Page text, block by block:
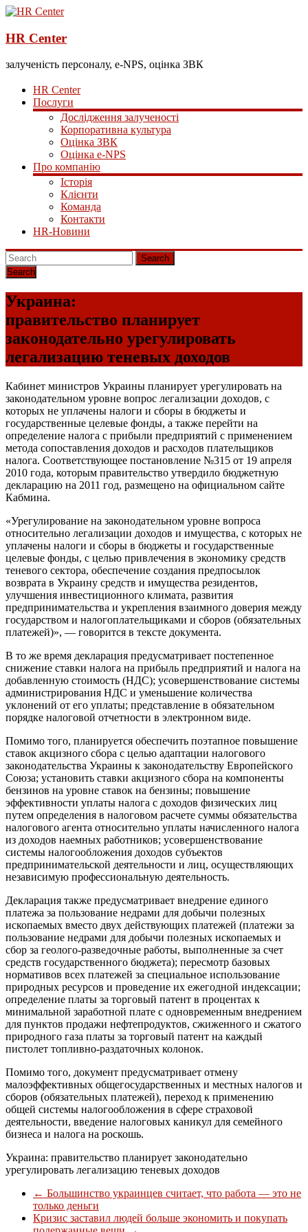
HR Center
залученість персоналу, e-NPS, оцінка ЗВК
HR Center
Послуги
Дослідження залученості
Корпоративна культура
Оцінка ЗВК
Оцінка e-NPS
Про компанію
Історія
Клієнти
Команда
Контакти
HR-Новини
Search
Украина:
правительство планирует
законодательно урегулировать
легализацию теневых доходов
Кабинет министров Украины планирует урегулировать на
законодательном уровне вопрос легализации доходов, с
которых не уплачены налоги и сборы в бюджеты и
государственные целевые фонды, а также перейти на
определение налога с прибыли предприятий с применением
метода сопоставления доходов и расходов плательщиков
налога. Соответствующее постановление №315 от 19 апреля
2010 года, которым правительство утвердило бюджетную
декларацию на 2011 год, размещено на официальном сайте
Кабмина.
«Урегулирование на законодательном уровне вопроса
относительно легализации доходов и имущества, с которых не
уплачены налоги и сборы в бюджеты и государственные
целевые фонды, с целью привлечения в экономику средств
теневого сектора, обеспечение создания предпосылок
возврата в Украину средств и имущества резидентов,
улучшения инвестиционного климата, развития
предпринимательства и укрепления взаимного доверия между
государством и налогоплательщиками и сборов (обязательных
платежей)», — говорится в тексте документа.
В то же время декларация предусматривает постепенное
снижение ставки налога на прибыль предприятий и налога на
добавленную стоимость (НДС); усовершенствование системы
администрирования НДС и уменьшение количества
уклонений от его уплаты; представление в обязательном
порядке налоговой отчетности в электронном виде.
Помимо того, планируется обеспечить поэтапное повышение
ставок акцизного сбора с целью адаптации налогового
законодательства Украины к законодательству Европейского
Союза; установить ставки акцизного сбора на компоненты
бензинов на уровне ставок на бензины; повышение
эффективности уплаты налога с доходов физических лиц
путем определения в налоговом расчете суммы обязательства
налогового агента относительно уплаты начисленного налога
из доходов наемных работников; усовершенствование
системы налогообложения доходов субъектов
предпринимательской деятельности и лиц, осуществляющих
независимую профессиональную деятельность.
Декларация также предусматривает внедрение единого
платежа за пользование недрами для добычи полезных
ископаемых вместо двух действующих платежей (платежи за
пользование недрами для добычи полезных ископаемых и
сбор за геолого-разведочные работы, выполненные за счет
средств государственного бюджета); пересмотр базовых
нормативов всех платежей за специальное использование
природных ресурсов и проведение их ежегодной индексации;
определение платы за торговый патент в процентах к
минимальной заработной плате с одновременным внедрением
для пунктов продажи нефтепродуктов, сжиженного и сжатого
природного газа платы за торговый патент на каждый
пистолет топливно-раздаточных колонок.
Помимо того, документ предусматривает отмену
малоэффективных общегосударственных и местных налогов и
сборов (обязательных платежей), переход к применению
общей системы налогообложения в сфере страховой
деятельности, введение налоговых каникул для семейного
бизнеса и налога на роскошь.
Украина: правительство планирует законодательно
урегулировать легализацию теневых доходов
← Большинство украинцев считает, что работа — это не
только деньги
Кризис заставил людей больше экономить и покупать